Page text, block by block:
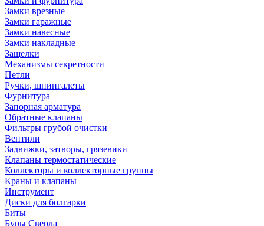
Замки врезные
Замки гаражные
Замки навесные
Замки накладные
Защелки
Механизмы секретности
Петли
Ручки, шпингалеты
Фурнитура
Запорная арматура
Обратные клапаны
Фильтры грубой очистки
Вентили
Задвижки, затворы, грязевики
Клапаны термостатические
Коллекторы и коллекторные группы
Краны и клапаны
Инструмент
Диски для болгарки
Биты
Буры Сверла